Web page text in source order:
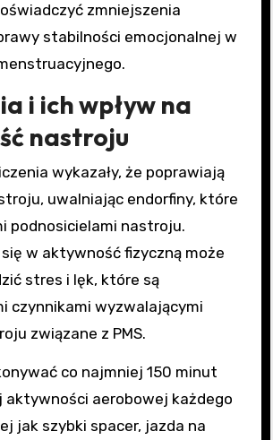
zmniejszenia
stabilności emocjonalnej w
i ich wpływ na
nastroju
wykazały, że poprawiają
uwalniając endorfiny, które
podnosicielami nastroju.
w aktywność fizyczną może
stres i lęk, które są
czynnikami wyzwalającymi
związane z PMS.
co najmniej 150 minut
aktywności aerobowej każdego
jak szybki spacer, jazda na